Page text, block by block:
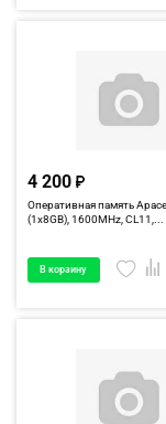
4 200
Оперативная память
(1x8GB), 1600MHz, CL11,...
В корзину